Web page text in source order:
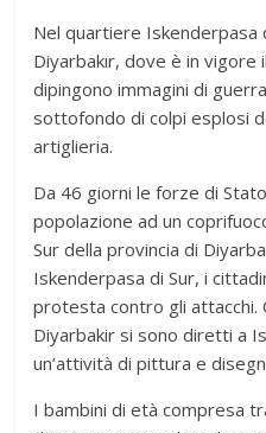
Nel quartiere Iskenderpasa
Diyarbakır, dove è in vigore
dipingono immagini di
sottofondo di colpi esplosi
artiglieria.
Da 46 giorni le forze di
popolazione ad un
Sur della provincia di
Iskenderpasa di Sur, i
protesta contro gli
Diyarbakir si sono diretti a
un’attività di pittura e
I bambini di età compresa